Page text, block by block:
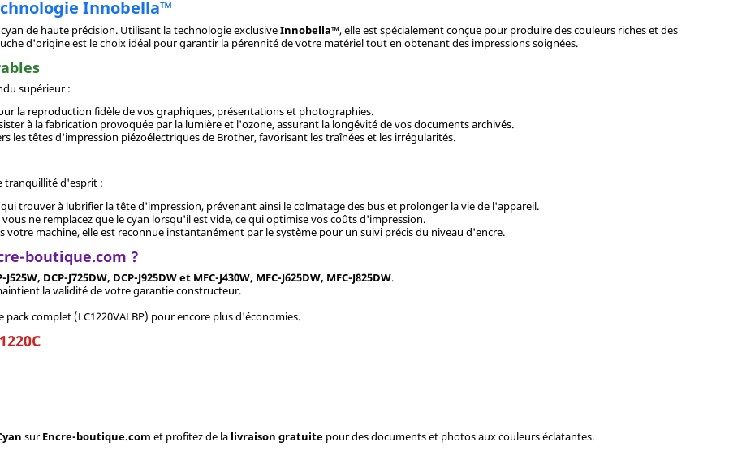
Innobella™
de haute précision. Utilisant la technologie exclusiveInnobella™, elle est spécialement conçue pour produire des couleurs riches et des
d'origine est le choix idéal pour garantir la pérennité de votre matériel tout en obtenant des impressions soignées.
supérieur :
la reproduction fidèle de vos graphiques, présentations et photographies.
à la fabrication provoquée par la lumière et l'ozone, assurant la longévité de vos documents archivés.
les têtes d'impression piézoélectriques de Brother, favorisant les traînées et les irrégularités.
tranquillité d'esprit :
trouver à lubrifier la tête d'impression, prévenant ainsi le colmatage des bus et prolonger la vie de l'appareil.
ne remplacez que le cyan lorsqu'il est vide, ce qui optimise vos coûts d'impression.
votre machine, elle est reconnue instantanément par le système pour un suivi précis du niveau d'encre.
boutique.com ?
DCP-J725DW, DCP-J925DW et MFC-J430W, MFC-J625DW, MFC-J825DW.
la validité de votre garantie constructeur.
complet (LC1220VALBP) pour encore plus d'économies.
surEncre-boutique.com et profitez de la livraison gratuite pour des documents et photos aux couleurs éclatantes.